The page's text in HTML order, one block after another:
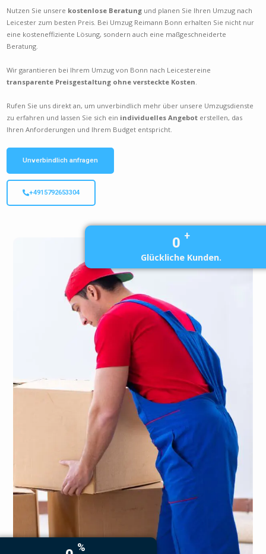
Nutzen Sie unsere kostenlose Beratung und planen Sie Ihren Umzug nach
Leicester zum besten Preis. Bei Umzug Reimann Bonn erhalten Sie nicht nur
eine kosteneffiziente Lösung, sondern auch eine maßgeschneiderte
Beratung.
Wir garantieren bei Ihrem Umzug von Bonn nach Leicestereine
transparente Preisgestaltung ohne versteckte Kosten
Rufen Sie uns direkt an, um unverbindlich mehr über unsere Umzugsdienste
zu erfahren und lassen Sie sich ein individuelles Angebot erstellen, das
Ihren Anforderungen und Ihrem Budget entspricht.
Unverbindlich anfragen
+4915792653304
0 +
Glückliche Kunden.
%